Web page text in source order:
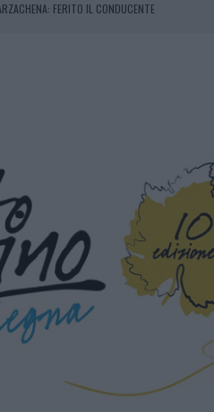
SALVATE DAI VIGILI DEL FUOCO